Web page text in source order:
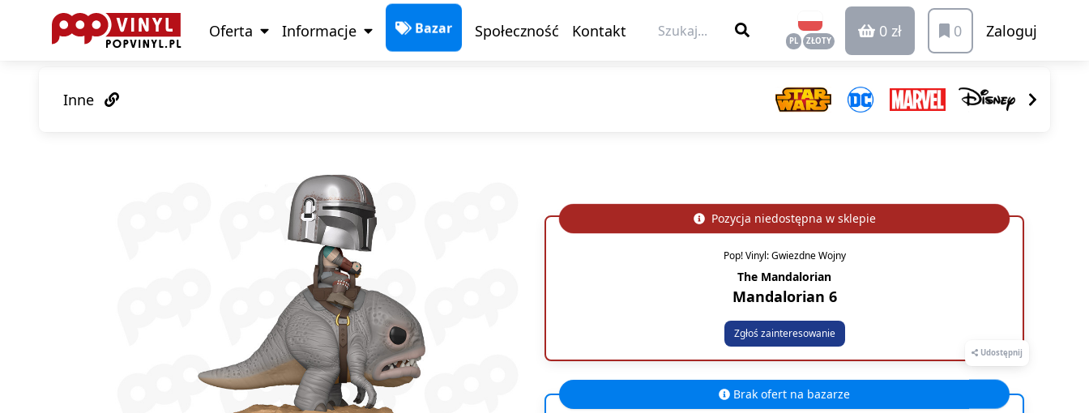
Oferta Informacje Bazar Społeczność Kontakt
PL ZŁOTY
0 zł 0 Zaloguj
Inne
Udostępnij
Pozycja niedostępna w sklepie
Pop! Vinyl: Gwiezdne Wojny
The Mandalorian
Mandalorian 6
Zgłoś zainteresowanie
Brak ofert na bazarze